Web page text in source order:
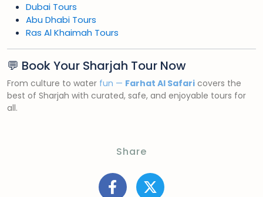
Dubai Tours
Abu Dhabi Tours
Ras Al Khaimah Tours
💬 Book Your Sharjah Tour Now
From culture to water fun — Farhat Al Safari covers the
best of Sharjah with curated, safe, and enjoyable tours for
all.
Share